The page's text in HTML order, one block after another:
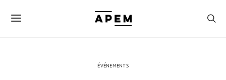
ÉVÉNEMENTS